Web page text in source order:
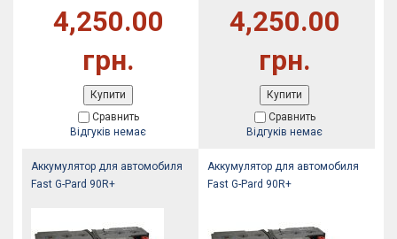
4,250.00
грн.
Купити
Сравнить
Відгуків немає
4,250.00
грн.
Купити
Сравнить
Відгуків немає
Аккумулятор для автомобиля
Fast G-Pard 90R+
Аккумулятор для автомобиля
Fast G-Pard 90R+